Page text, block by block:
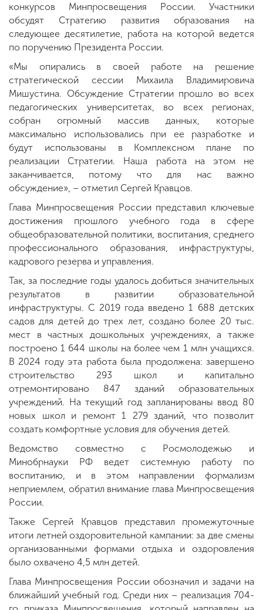
конкурсов Минпросвещения России. Участники
обсудят Стратегию развития образования на
следующее десятилетие, работа на которой ведется
по поручению Президента России.
«Мы опирались в своей работе на решение
стратегической сеcсии Михаила Владимировича
Мишустина. Обсуждение Стратегии прошло во всех
педагогических университетах, во всех регионах,
собран огромный массив данных, которые
максимально использовались при ее разработке и
будут использованы в Комплексном плане по
реализации Стратегии. Наша работа на этом не
заканчивается, потому что для нас важно
обсуждение», – отметил Сергей Кравцов.
Глава Минпросвещения России представил ключевые
достижения прошлого учебного года в сфере
общеобразовательной политики, воспитания, среднего
профессионального образования, инфраструктуры,
кадрового резерва и управления.
Так, за последние годы удалось добиться значительных
результатов в развитии образовательной
инфраструктуры. С 2019 года введено 1 688 детских
садов для детей до трех лет, создано более 20 тыс.
мест в частных дошкольных учреждениях, а также
построено 1 644 школы на более чем 1 млн учащихся.
В 2024 году эта работа была продолжена: завершено
строительство 293 школ и капитально
отремонтировано 847 зданий образовательных
учреждений. На текущий год запланированы ввод 80
новых школ и ремонт 1 279 зданий, что позволит
создать комфортные условия для обучения детей.
Ведомство совместно с Росмолодежью и
Минобрнауки РФ ведет системную работу по
воспитанию, и в этом направлении формализм
неприемлем, обратил внимание глава Минпросвещения
России.
Также Сергей Кравцов представил промежуточные
итоги летней оздоровительной кампании: за две смены
организованными формами отдыха и оздоровления
было охвачено 4,5 млн детей.
Глава Минпросвещения России обозначил и задачи на
ближайший учебный год. Среди них – реализация 704-